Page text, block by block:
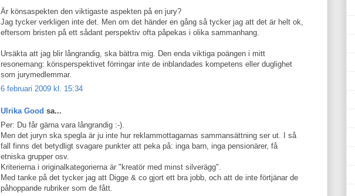
Är könsaspekten den viktigaste aspekten på en jury?
Jag tycker verkligen inte det. Men om det händer en gång så tycker jag att det är helt ok,
eftersom bristen på ett sådant perspektiv ofta påpekas i olika sammanhang.
Ursäkta att jag blir långrandig, ska bättra mig. Den enda viktiga poängen i mitt
resonemang: könsperspektivet förringar inte de inblandades kompetens eller duglighet
som jurymedlemmar.
6 februari 2009 kl. 15:34
Ulrika Good sa...
Per: Du får gärna vara långrandig :-).
Men det juryn ska spegla är ju inte hur reklammottagarnas sammansättning ser ut. I så
fall finns det betydligt svagare punkter att peka på: inga barn, inga pensionärer, få
etniska grupper osv.
Kriterierna i originalkategorierna är "kreatör med minst silverägg".
Med tanke på det tycker jag att Digge & co gjort ett bra jobb, och att de inte förtjänar de
påhoppande rubriker som de fått.